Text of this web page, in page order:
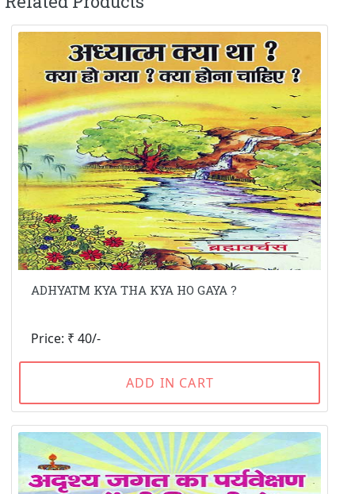
ADHYATM KYA THA KYA HO GAYA ?
Price: ₹ 40/-
ADD IN CART